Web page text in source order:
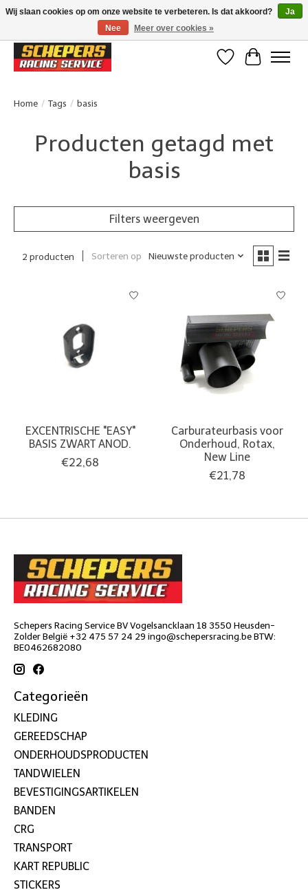
Klanten beoordelen ons met een 4,8/5 op Google reviews
Verlanglijst
Home / Tags / basis
Producten getagd met
basis
Filters weergeven
2 producten Sorteren op Nieuwste producten
EXCENTRISCHE "EASY"
BASIS ZWART ANOD.
€22,68
Carburateurbasis voor
Onderhoud, Rotax,
New Line
€21,78
Schepers Racing Service BV Vogelsancklaan 18 3550 Heusden-
Zolder België +32 475 57 24 29 ingo@schepersracing.beBTW:
BE0462682080
Categorieën
KLEDING
GEREEDSCHAP
ONDERHOUDSPRODUCTEN
TANDWIELEN
BEVESTIGINGSARTIKELEN
BANDEN
CRG
TRANSPORT
KART REPUBLIC
STICKERS
Wij slaan cookies op om onze website te verbeteren. Is dat akkoord?
Ja
Nee
Meer over cookies »